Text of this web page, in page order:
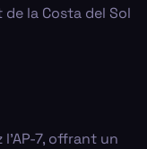
la Costa del Sol
7, offrant un